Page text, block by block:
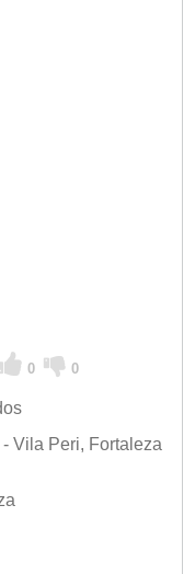
0 0
Vila Peri, Fortaleza